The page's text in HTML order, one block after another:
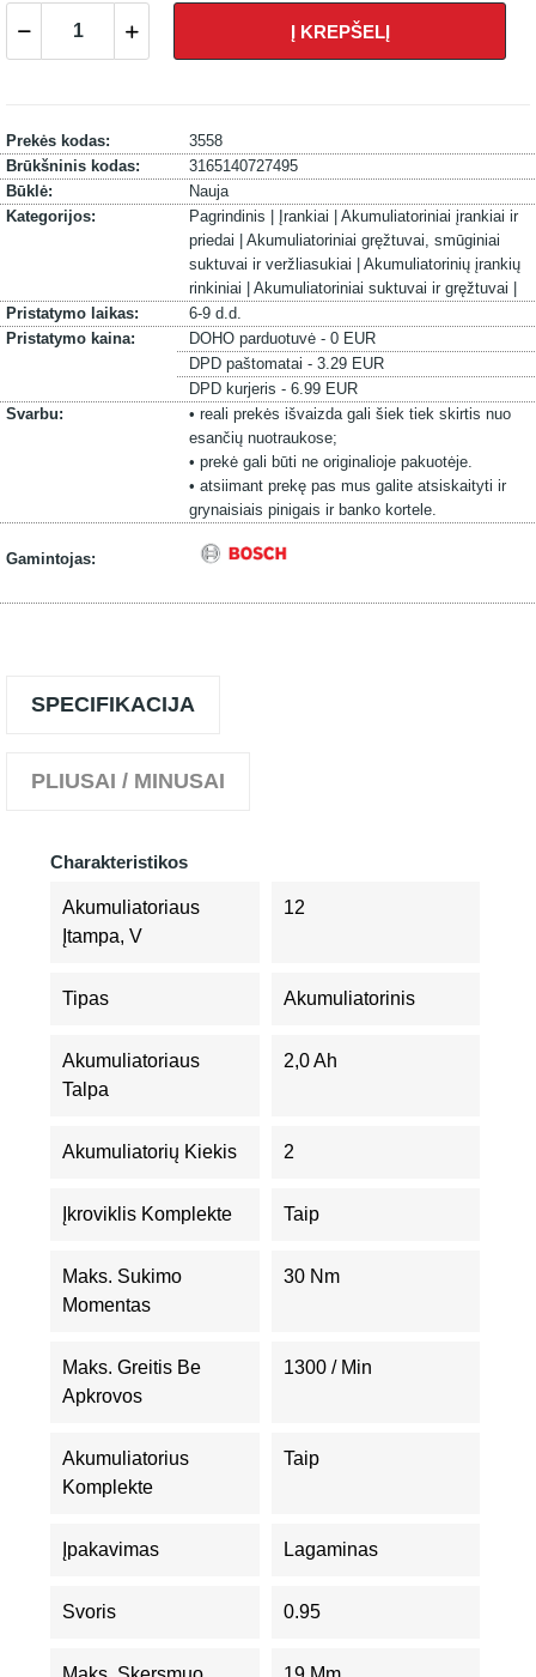
Į KREPŠELĮ
Prekės kodas:
3558
Brūkšninis kodas:
3165140727495
Būklė:
Nauja
Kategorijos:
Pagrindinis | Įrankiai | Akumuliatoriniai įrankiai ir
priedai | Akumuliatoriniai gręžtuvai, smūginiai
suktuvai ir veržliasukiai | Akumuliatorinių įrankių
rinkiniai | Akumuliatoriniai suktuvai ir gręžtuvai |
Pristatymo laikas:
6-9 d.d.
Pristatymo kaina:
DOHO parduotuvė - 0 EUR
DPD paštomatai - 3.29 EUR
DPD kurjeris - 6.99 EUR
Svarbu:
• reali prekės išvaizda gali šiek tiek skirtis nuo
esančių nuotraukose;
• prekė gali būti ne originalioje pakuotėje.
• atsiimant prekę pas mus galite atsiskaityti ir
grynaisiais pinigais ir banko kortele.
Gamintojas:
SPECIFIKACIJA
PLIUSAI / MINUSAI
Charakteristikos
Akumuliatoriaus
Įtampa, V
12
Tipas Akumuliatorinis
Akumuliatoriaus
Talpa
2,0 Ah
Akumuliatorių Kiekis 2
Įkroviklis Komplekte Taip
Maks. Sukimo
Momentas
30 Nm
Maks. Greitis Be
Apkrovos
1300 / Min
Akumuliatorius
Komplekte
Taip
Įpakavimas Lagaminas
Svoris 0.95